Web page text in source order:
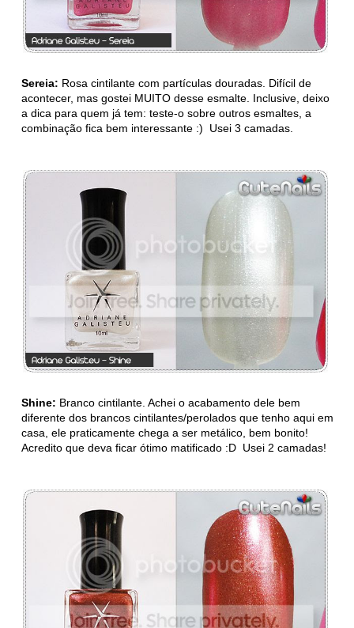
Sereia: Rosa cintilante com partículas douradas. Difícil de
acontecer, mas gostei MUITO desse esmalte. Inclusive, deixo
a dica para quem já tem: teste-o sobre outros esmaltes, a
combinação fica bem interessante :) Usei 3 camadas.
Shine: Branco cintilante. Achei o acabamento dele bem
diferente dos brancos cintilantes/perolados que tenho aqui em
casa, ele praticamente chega a ser metálico, bem bonito!
Acredito que deva ficar ótimo matificado :D Usei 2 camadas!